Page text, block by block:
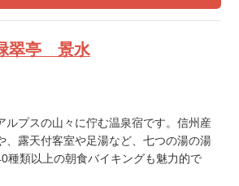
翠亭 景水
プスの山々に佇む温泉宿です。信州産
、露天付客室や足湯など、七つの湯の湯
種類以上の朝食バイキングも魅力的で